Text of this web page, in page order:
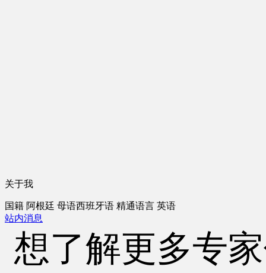
关于我
国籍 阿根廷 母语西班牙语 精通语言 英语
站内消息
想了解更多专